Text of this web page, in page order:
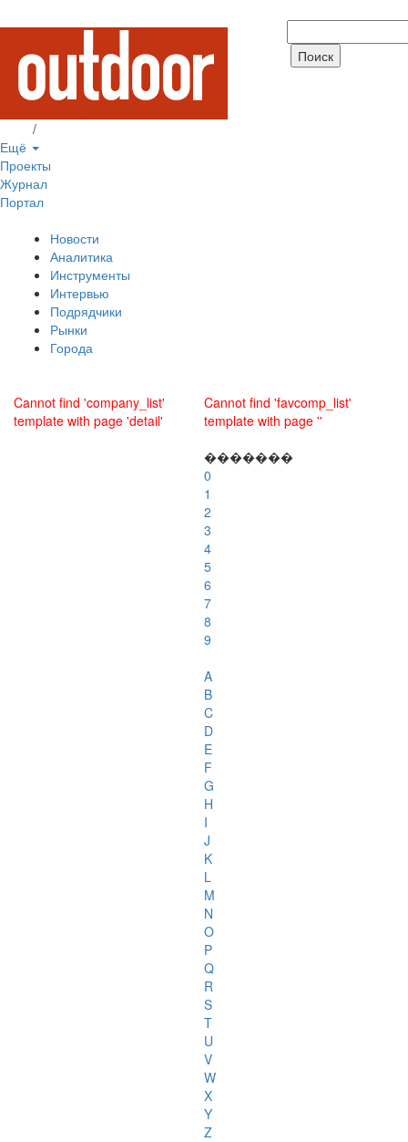
/
Ещё
Проекты
Журнал
Портал
Новости
Аналитика
Инструменты
Интервью
Подрядчики
Рынки
Города
Cannot find 'company_list'
template with page 'detail'
Cannot find 'favcomp_list'
template with page ''
�������
0
1
2
3
4
5
6
7
8
9
A
B
C
D
E
F
G
H
I
J
K
L
M
N
O
P
Q
R
S
T
U
V
W
X
Y
Z